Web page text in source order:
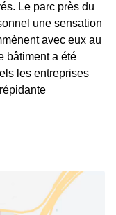
Le parc près du
une sensation
avec eux au
bâtiment a été
les entreprises